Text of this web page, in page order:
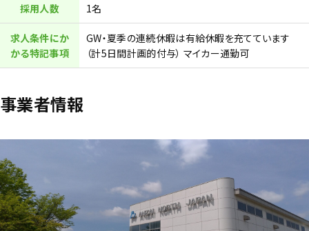
採用人数 1名
求人条件にか
かる特記事項
GW・夏季の連続休暇は有給休暇を充てています
（計5日間計画的付与） マイカー通勤可
事業者情報